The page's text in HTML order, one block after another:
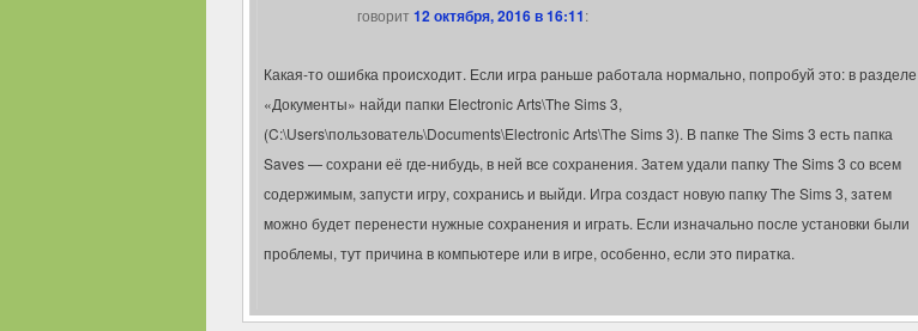
говорит12 октября, 2016 в 16:11:
Какая-то ошибка происходит. Если игра раньше работала нормально, попробуй это: в разделе
«Документы» найди папки Electronic Arts\The Sims 3,
(C:\Users\пользователь\Documents\Electronic Arts\The Sims 3). В папке The Sims 3 есть папка
Saves — сохрани её где-нибудь, в ней все сохранения. Затем удали папку The Sims 3 со всем
содержимым, запусти игру, сохранись и выйди. Игра создаст новую папку The Sims 3, затем
можно будет перенести нужные сохранения и играть. Если изначально после установки были
проблемы, тут причина в компьютере или в игре, особенно, если это пиратка.